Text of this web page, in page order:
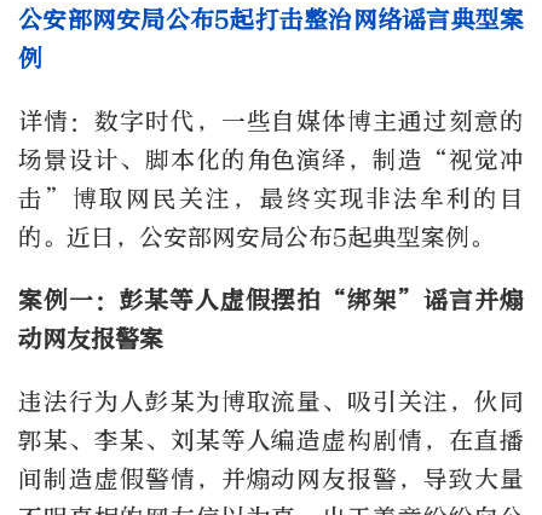
公安部网安局公布5起打击整治网络谣言典型案
例
详情：数字时代，一些自媒体博主通过刻意的
场景设计、脚本化的角色演绎，制造“视觉冲
击”博取网民关注，最终实现非法牟利的目
的。近日，公安部网安局公布5起典型案例。
案例一：彭某等人虚假摆拍“绑架”谣言并煽
动网友报警案
违法行为人彭某为博取流量、吸引关注，伙同
郭某、李某、刘某等人编造虚构剧情，在直播
间制造虚假警情，并煽动网友报警，导致大量